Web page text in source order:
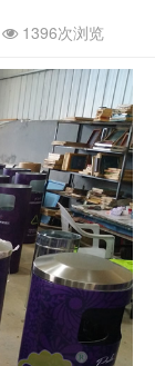
1396次浏览